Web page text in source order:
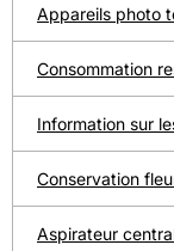
Appareils photo
Consommation
Information sur
Conservation
Aspirateur